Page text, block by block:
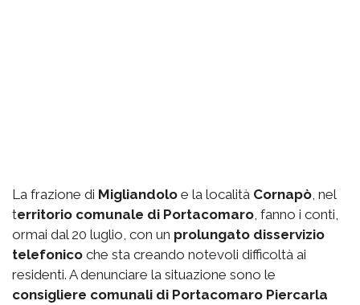
La frazione di Migliandolo e la località Cornapò , nel
territorio comunale di Portacomaro , fanno i conti,
ormai dal 20 luglio, con un prolungato disservizio
telefonico che sta creando notevoli difficoltà ai
residenti. A denunciare la situazione sono le
consigliere comunali di Portacomaro Piercarla